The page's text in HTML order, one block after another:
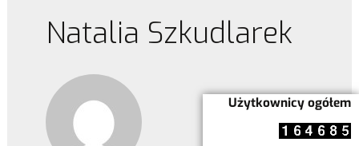
Natalia Szkudlarek
Użytkownicy ogółem